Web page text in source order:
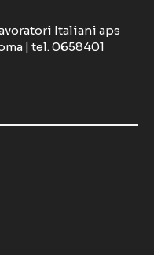
Italiani aps
| tel. 0658401